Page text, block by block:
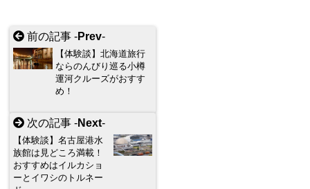
前の記事 -Prev-
【体験談】北海道旅行
ならのんびり巡る小樽
運河クルーズがおすす
め！
次の記事 -Next-
【体験談】名古屋港水
族館は見どころ満載！
おすすめはイルカショ
ーとイワシのトルネー